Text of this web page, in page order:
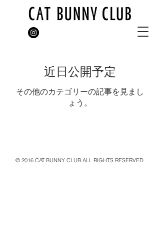
近日公開予定
その他のカテゴリーの記事を見まし
ょう。
© 2016 CAT BUNNY CLUB ALL RIGHTS RESERVED